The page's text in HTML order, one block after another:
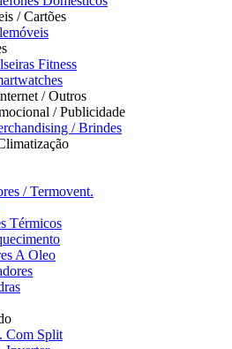
/ Cartões
Fitness
/ Outros
/ Publicidade
/ Brindes
/ Termovent.
Térmicos
A Oleo
Com Split